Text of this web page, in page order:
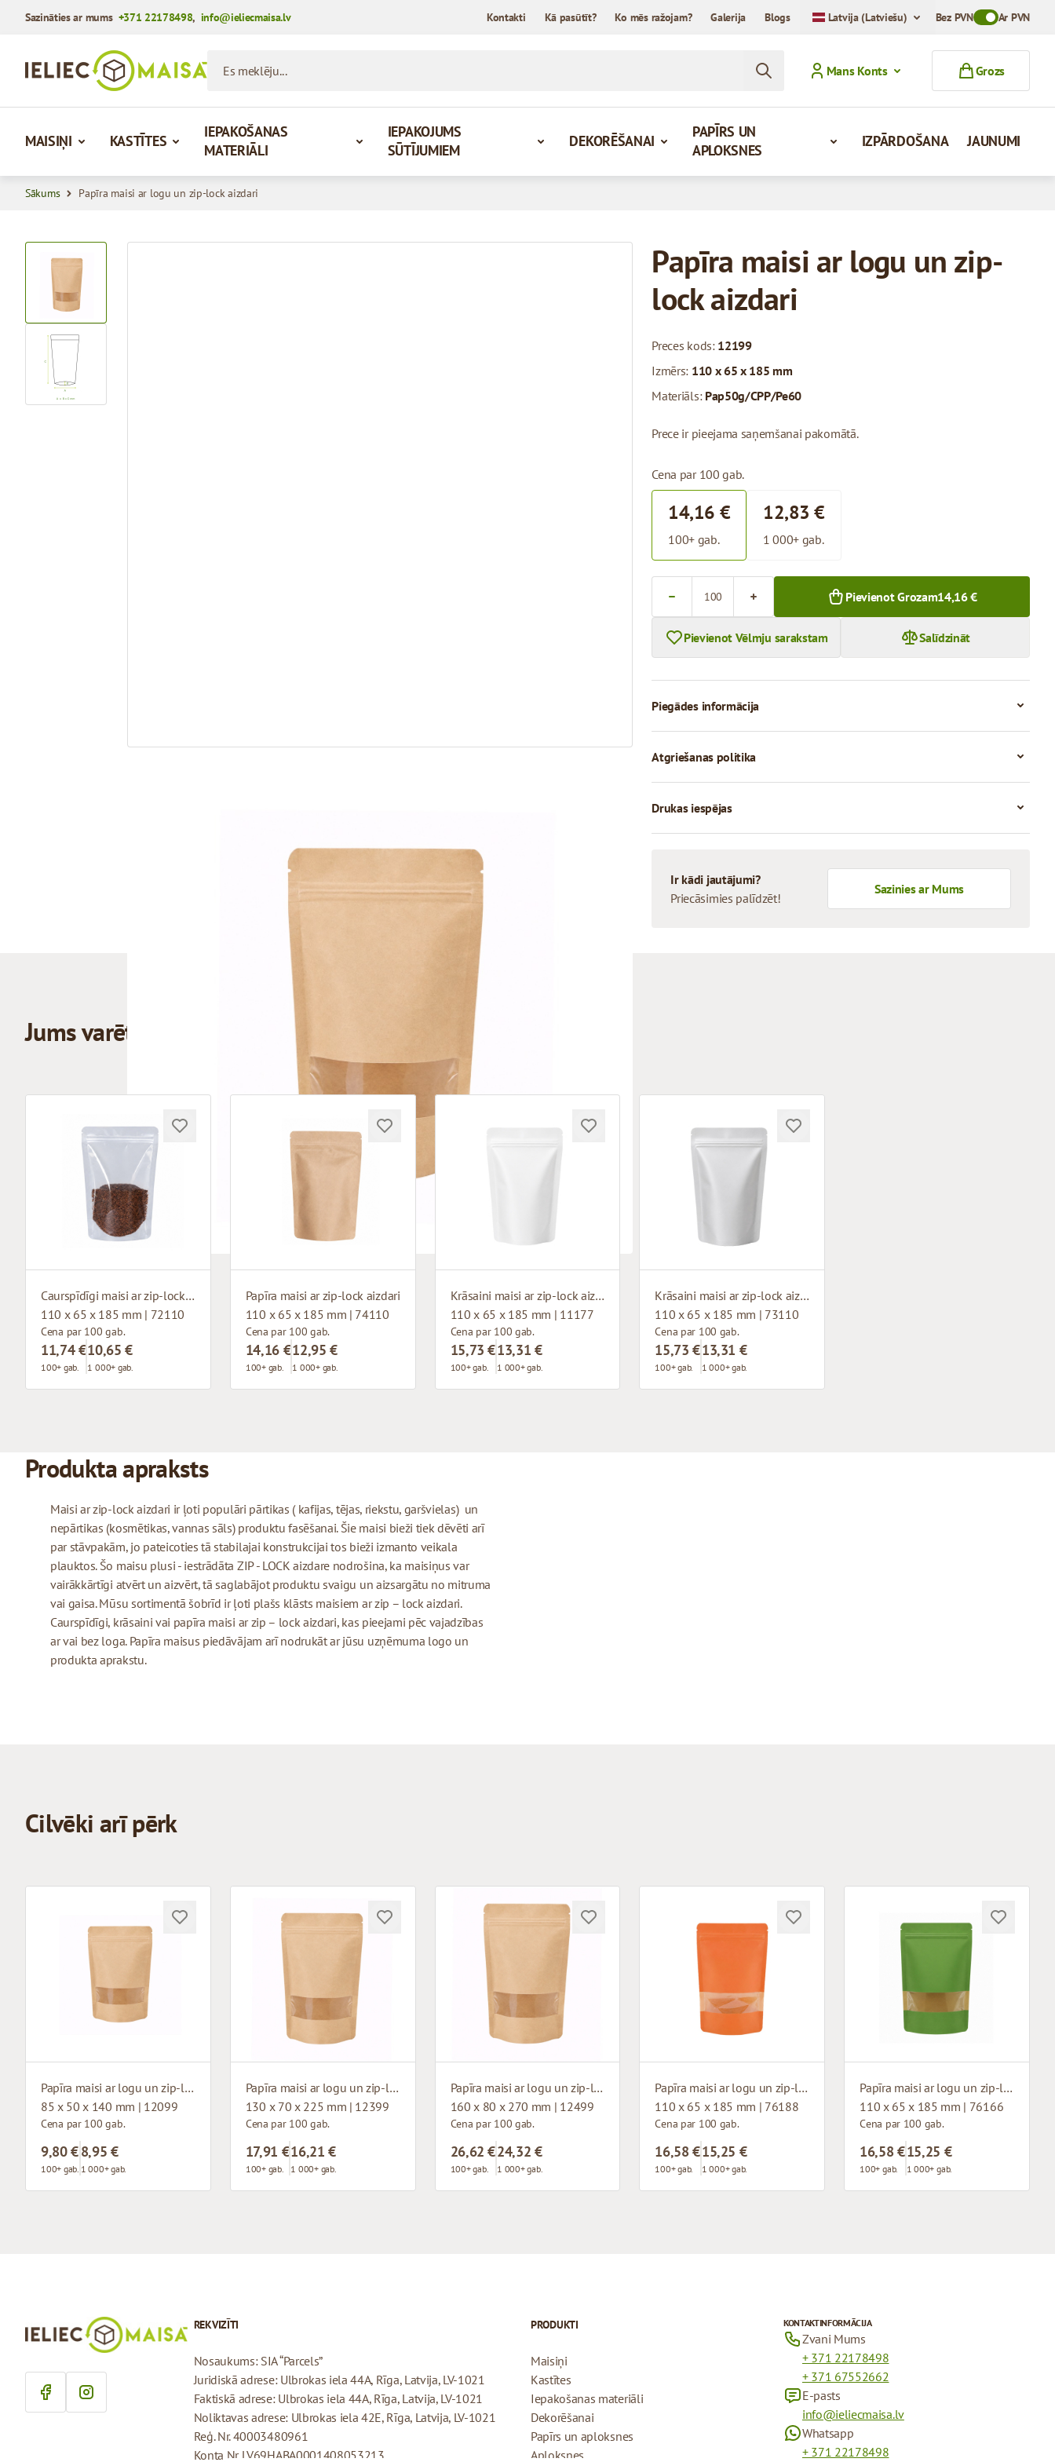
Sazināties ar mums +371 22178498, info@ieliecmaisa.lv Kontakti Kā pasūtīt? Ko mēs ražojam? Galerija Blogs Latvija (Latviešu) Bez PVNToggle VAT
Ar PVN
Mans Konts
Grozs
MAISIŅI KASTĪTES
IEPAKOŠANAS
MATERIĀLI
IEPAKOJUMS
SŪTĪJUMIEM
DEKORĒŠANAI
PAPĪRS UN
APLOKSNES
IZPĀRDOŠANA JAUNUMI
Sākums Papīra maisi ar logu un zip-lock aizdari
View larger image
Papīra maisi ar logu un zip-
lock aizdari
Preces kods: 12199
Izmērs: 110 x 65 x 185 mm
Materiāls: Pap50g/CPP/Pe60
Prece ir pieejama saņemšanai pakomātā.
Cena par 100 gab.
14,16 €
100+ gab.
12,83 €
1 000+ gab.
Pievienot Grozam14,16 €
Pievienot Vēlmju sarakstam Salīdzināt
Piegādes informācija
Atgriešanas politika
Drukas iespējas
Ir kādi jautājumi?
Priecāsimies palīdzēt!
Sazinies ar Mums
Jums varētu patikt
Caurspīdīgi maisi ar zip-lock aizdari
110 x 65 x 185 mm | 72110
Cena par 100 gab.
11,74 €
100+ gab.
10,65 €
1 000+ gab.
Papīra maisi ar zip-lock aizdari
110 x 65 x 185 mm | 74110
Cena par 100 gab.
14,16 €
100+ gab.
12,95 €
1 000+ gab.
Krāsaini maisi ar zip-lock aizdari
110 x 65 x 185 mm | 11177
Cena par 100 gab.
15,73 €
100+ gab.
13,31 €
1 000+ gab.
Krāsaini maisi ar zip-lock aizdari
110 x 65 x 185 mm | 73110
Cena par 100 gab.
15,73 €
100+ gab.
13,31 €
1 000+ gab.
Produkta apraksts
Maisi ar zip-lock aizdari ir ļoti populāri pārtikas ( kafijas, tējas, riekstu, garšvielas) un
nepārtikas (kosmētikas, vannas sāls) produktu fasēšanai. Šie maisi bieži tiek dēvēti arī
par stāvpakām, jo pateicoties tā stabilajai konstrukcijai tos bieži izmanto veikala
plauktos. Šo maisu plusi - iestrādāta ZIP - LOCK aizdare nodrošina, ka maisiņus var
vairākkārtīgi atvērt un aizvērt, tā saglabājot produktu svaigu un aizsargātu no mitruma
vai gaisa. Mūsu sortimentā šobrīd ir ļoti plašs klāsts maisiem ar zip – lock aizdari.
Caurspīdīgi, krāsaini vai papīra maisi ar zip – lock aizdari, kas pieejami pēc vajadzības
ar vai bez loga. Papīra maisus piedāvājam arī nodrukāt ar jūsu uzņēmuma logo un
produkta aprakstu.
Cilvēki arī pērk
Papīra maisi ar logu un zip-lock aizdari
85 x 50 x 140 mm | 12099
Cena par 100 gab.
9,80 €
100+ gab.
8,95 €
1 000+ gab.
Papīra maisi ar logu un zip-lock aizdari
130 x 70 x 225 mm | 12399
Cena par 100 gab.
17,91 €
100+ gab.
16,21 €
1 000+ gab.
Papīra maisi ar logu un zip-lock aizdari
160 x 80 x 270 mm | 12499
Cena par 100 gab.
26,62 €
100+ gab.
24,32 €
1 000+ gab.
Papīra maisi ar logu un zip-lock aizdari
110 x 65 x 185 mm | 76188
Cena par 100 gab.
16,58 €
100+ gab.
15,25 €
1 000+ gab.
Papīra maisi ar logu un zip-lock aizdari
110 x 65 x 185 mm | 76166
Cena par 100 gab.
16,58 €
100+ gab.
15,25 €
1 000+ gab.
REKVIZĪTI
Nosaukums: SIA “Parcels”
Juridiskā adrese: Ulbrokas iela 44A, Rīga, Latvija, LV-1021
Faktiskā adrese: Ulbrokas iela 44A, Rīga, Latvija, LV-1021
Noliktavas adrese: Ulbrokas iela 42E, Rīga, Latvija, LV-1021
Reģ. Nr. 40003480961
Konta Nr. LV69HABA0001408053213
PRODUKTI
Maisiņi
Kastītes
Iepakošanas materiāli
Dekorēšanai
Papīrs un aploksnes
Aploksnes
KONTAKTINFORMĀCIJA
Zvani Mums
+ 371 22178498
+ 371 67552662
E-pasts
info@ieliecmaisa.lv
Whatsapp
+ 371 22178498